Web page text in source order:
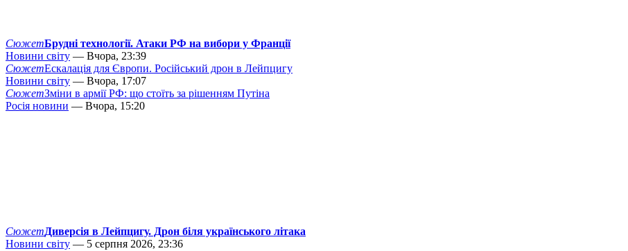
СюжетБрудні технології. Атаки РФ на вибори у Франції
Новини світу — Вчора, 23:39
СюжетЕскалація для Європи. Російський дрон в Лейпцигу
Новини світу — Вчора, 17:07
СюжетЗміни в армії РФ: що стоїть за рішенням Путіна
Росія новини — Вчора, 15:20
СюжетДиверсія в Лейпцигу. Дрон біля українського літака
Новини світу — 5 серпня 2026, 23:36